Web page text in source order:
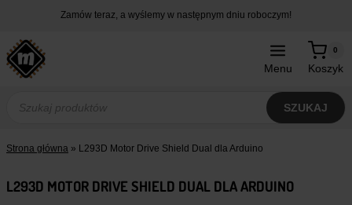
treści
Zamów teraz, a wyślemy w następnym dniu roboczym!
Menu Koszyk
0
produktów
SZUKAJ
Strona główna » L293D Motor Drive Shield Dual dla Arduino
L293D MOTOR DRIVE SHIELD DUAL DLA ARDUINO